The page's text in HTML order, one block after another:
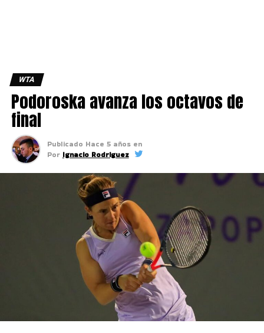
WTA
Podoroska avanza los octavos de
final
Publicado Hace 5 años en
Por Ignacio Rodriguez